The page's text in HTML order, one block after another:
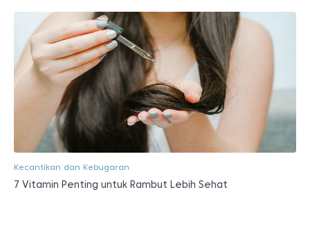
Kecantikan dan Kebugaran
7 Vitamin Penting untuk Rambut Lebih Sehat